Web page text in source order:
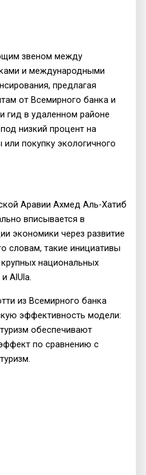
звеном между
и международными
предлагая
от Всемирного банка и
гид в удаленном районе
низкий процент на
или покупку экологичного
Аравии Ахмед Аль-Хатиб
вписывается в
экономики через развитие
словам, такие инициативы
национальных
AlUla.
из Всемирного банка
эффективность модели:
обеспечивают
по сравнению с